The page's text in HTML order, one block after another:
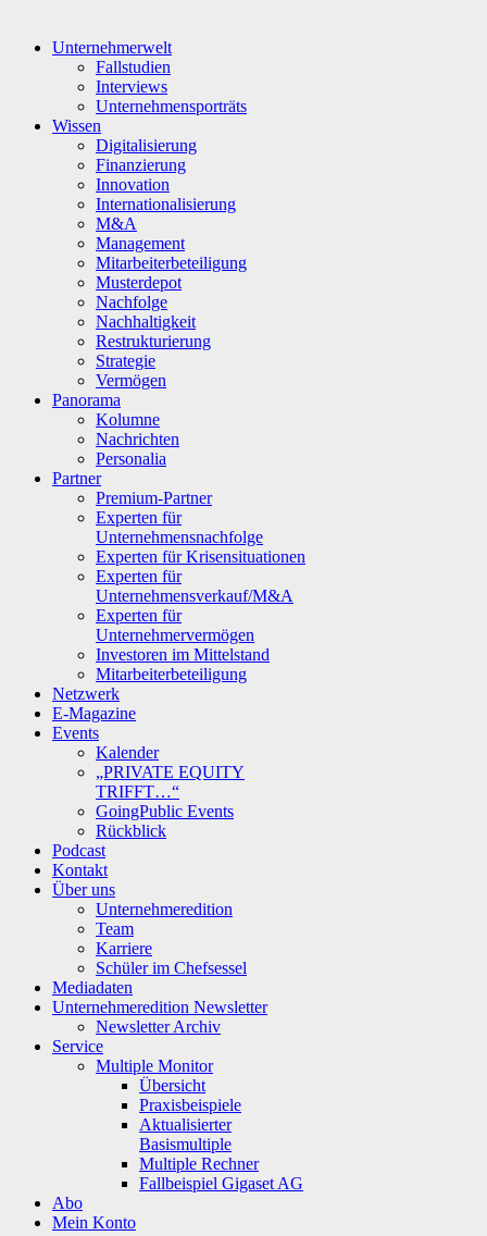
Unternehmerwelt
Fallstudien
Interviews
Unternehmensporträts
Wissen
Digitalisierung
Finanzierung
Innovation
Internationalisierung
M&A
Management
Mitarbeiterbeteiligung
Musterdepot
Nachfolge
Nachhaltigkeit
Restrukturierung
Strategie
Vermögen
Panorama
Kolumne
Nachrichten
Personalia
Partner
Premium-Partner
Experten für
Unternehmensnachfolge
Experten für Krisensituationen
Experten für
Unternehmensverkauf/M&A
Experten für
Unternehmervermögen
Investoren im Mittelstand
Mitarbeiterbeteiligung
Netzwerk
E-Magazine
Events
Kalender
„PRIVATE EQUITY
TRIFFT…“
GoingPublic Events
Rückblick
Podcast
Kontakt
Über uns
Unternehmeredition
Team
Karriere
Schüler im Chefsessel
Mediadaten
Unternehmeredition Newsletter
Newsletter Archiv
Service
Multiple Monitor
Übersicht
Praxisbeispiele
Aktualisierter
Basismultiple
Multiple Rechner
Fallbeispiel Gigaset AG
Abo
Mein Konto